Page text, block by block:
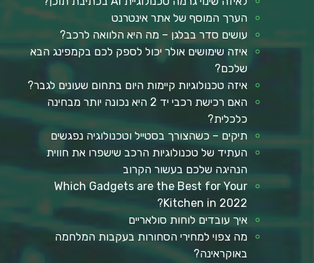
הערך המוסף של אתר אינטרנט
עושים סדר בבלגן – מה היא הלוואה לרכב?
איזה שימושים אולר יכול לספק לכם בקמפינג הבא
שלכם?
איזה טכנולוגיות קיימות היום בתחום שעונים לגבר?
האם רכישת רכבי יד 2 היא נכונה יותר מבחינה
כלכלית?
תיקים – כשהצורך בסטייל וטכנולוגיה נפגשים
העתיד של טכנולוגיות הרכב שישפרו את חווית
הנהיגה שלכם בעשור הקרוב
Which Gadgets are the Best for Your
Kitchen in 2022?
איך עובדים לוחות סולאריים
מה צפוי למחירי הסחורות בעקבות המלחמה
באוקראינה?